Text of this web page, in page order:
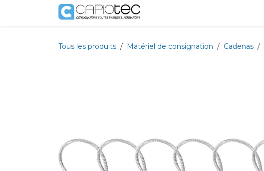
Se rendre au contenu
Tous les produits Matériel de consignation Cadenas